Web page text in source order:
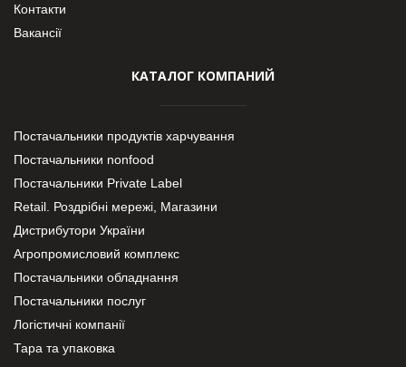
Контакти
Вакансії
КАТАЛОГ КОМПАНИЙ
Постачальники продуктів харчування
Постачальники nonfood
Постачальники Private Label
Retail. Роздрібні мережі, Магазини
Дистрибутори України
Агропромисловий комплекс
Постачальники обладнання
Постачальники послуг
Логістичні компанії
Тара та упаковка